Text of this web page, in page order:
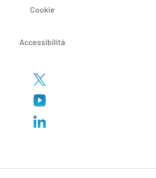
Cookie
Accessibilità